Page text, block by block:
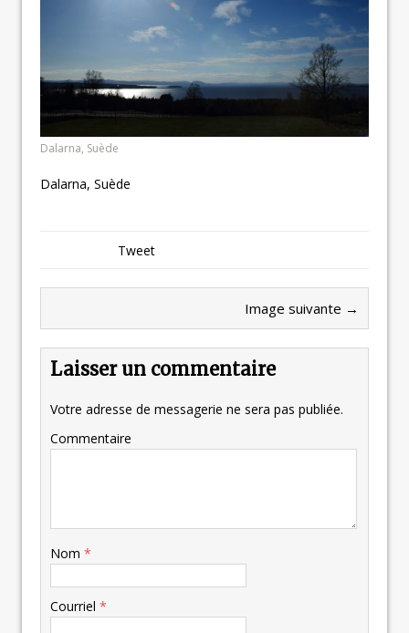
Dalarna, Suède
Dalarna, Suède
Tweet
Image suivante →
Laisser un commentaire
Votre adresse de messagerie ne sera pas publiée.
Commentaire
Nom *
Courriel *